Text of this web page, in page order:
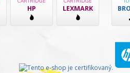
HP LEXMARK